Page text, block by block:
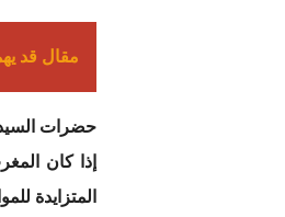
مقال قد
حضرات
إذا كان
المتزايدة